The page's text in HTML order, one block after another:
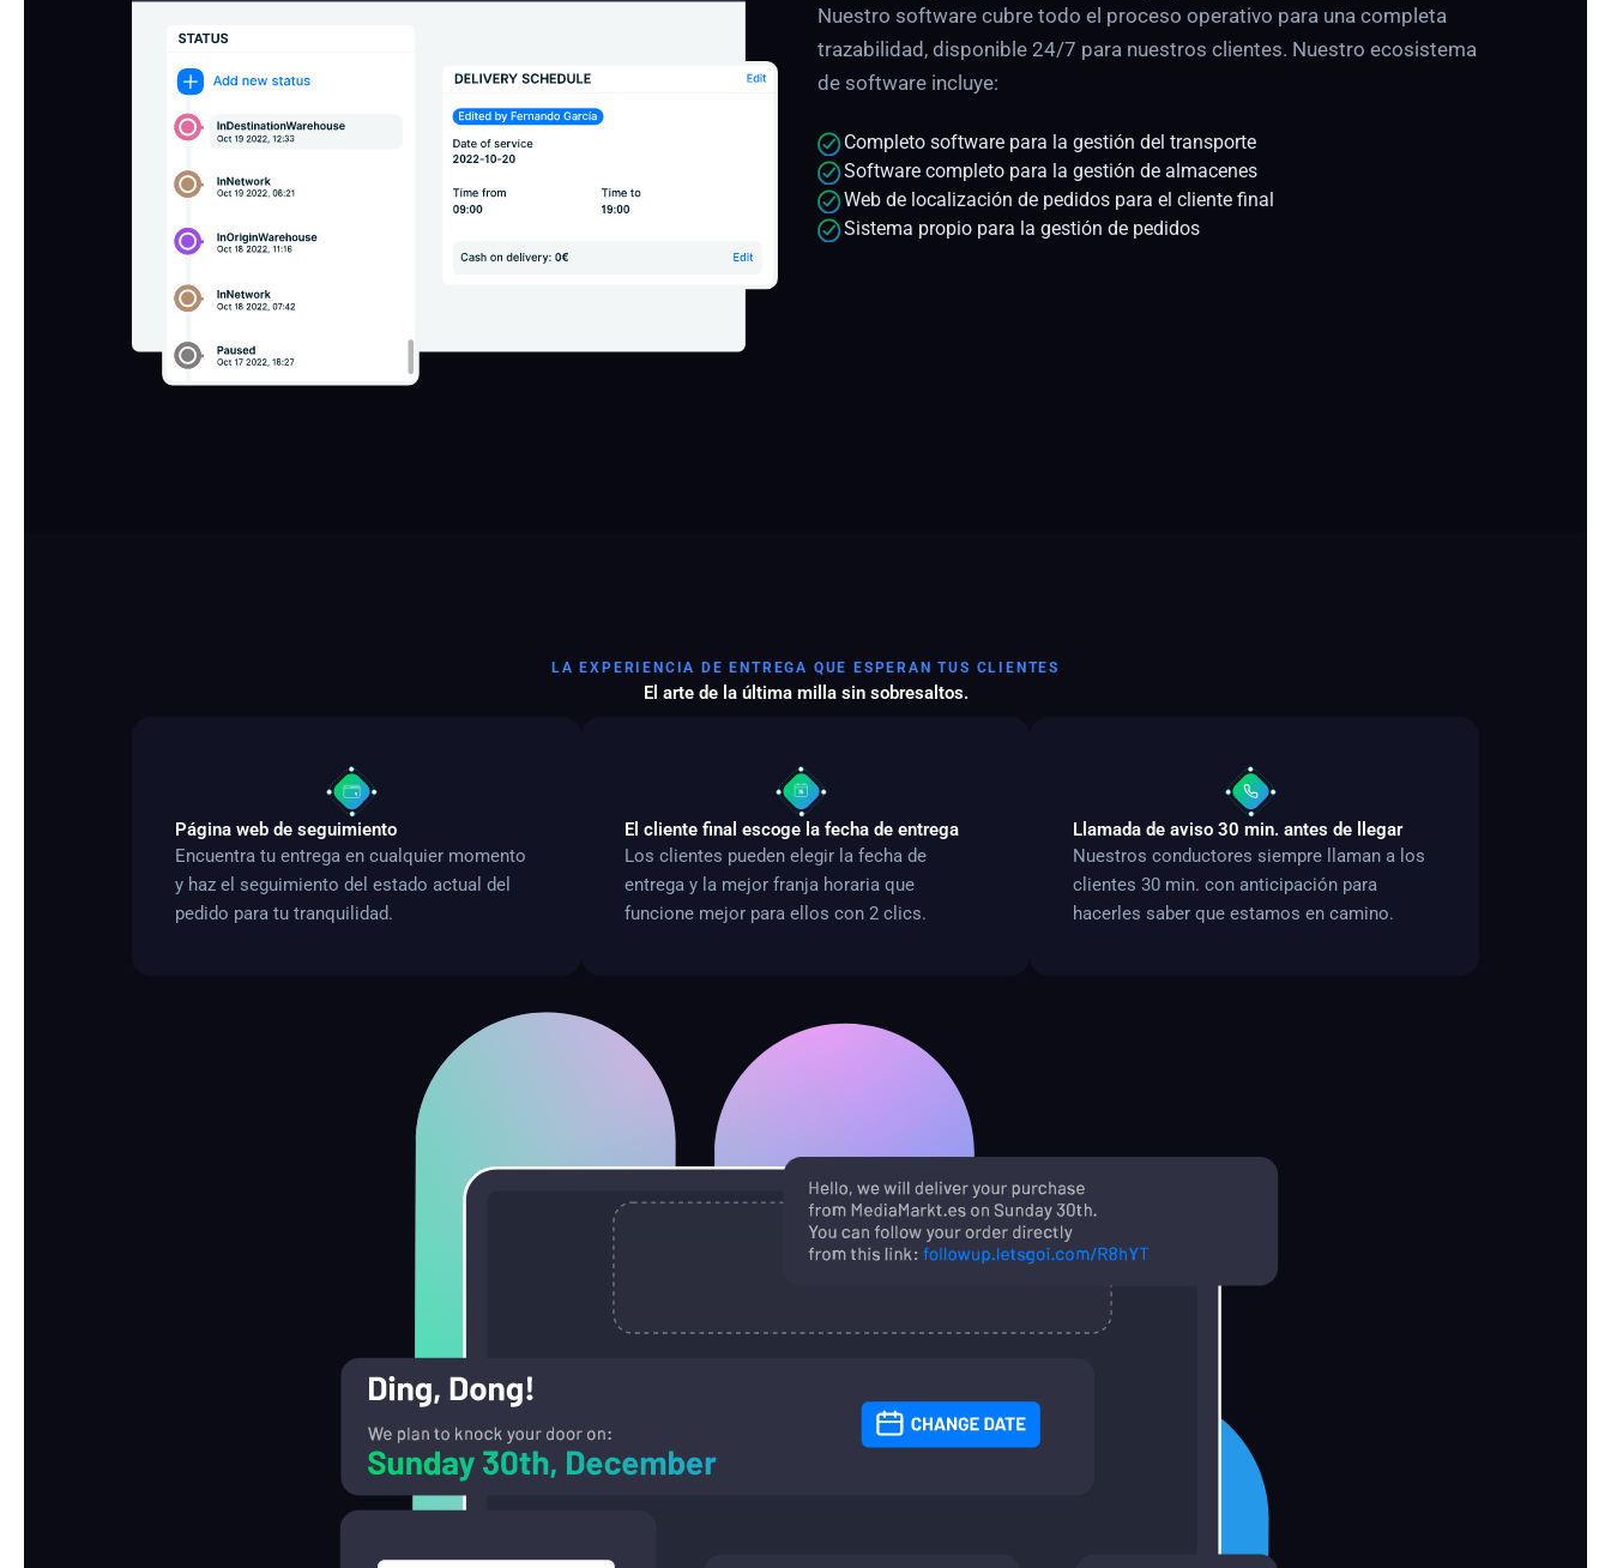
Nuestro software cubre todo el proceso operativo para una completa
trazabilidad, disponible 24/7 para nuestros clientes. Nuestro ecosistema
de software incluye:
Completo software para la gestión del transporte
Software completo para la gestión de almacenes
Web de localización de pedidos para el cliente final
Sistema propio para la gestión de pedidos
LA EXPERIENCIA DE ENTREGA QUE ESPERAN TUS CLIENTES
El arte de la última milla sin sobresaltos.
Página web de seguimiento
Encuentra tu entrega en cualquier momento
y haz el seguimiento del estado actual del
pedido para tu tranquilidad.
El cliente final escoge la fecha de entrega
Los clientes pueden elegir la fecha de
entrega y la mejor franja horaria que
funcione mejor para ellos con 2 clics.
Llamada de aviso 30 min. antes de llegar
Nuestros conductores siempre llaman a los
clientes 30 min. con anticipación para
hacerles saber que estamos en camino.